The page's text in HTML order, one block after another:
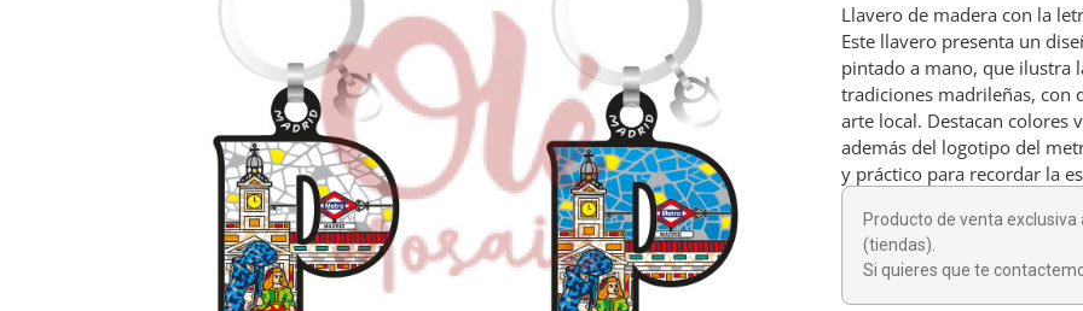
Llavero de madera con la
Este llavero presenta un
pintado a mano, que ilustra
tradiciones madrileñas, con
arte local. Destacan colores
además del logotipo del
y práctico para recordar la
Producto de venta exclusiva
(tiendas).
Si quieres que te